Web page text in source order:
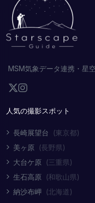
MSM気象データ連携・星
人気の撮影スポット
長崎展望台
(東京都)
美ヶ原 (長野県)
大台ケ原 (三重県)
生石高原 (和歌山県)
納沙布岬
(北海道)